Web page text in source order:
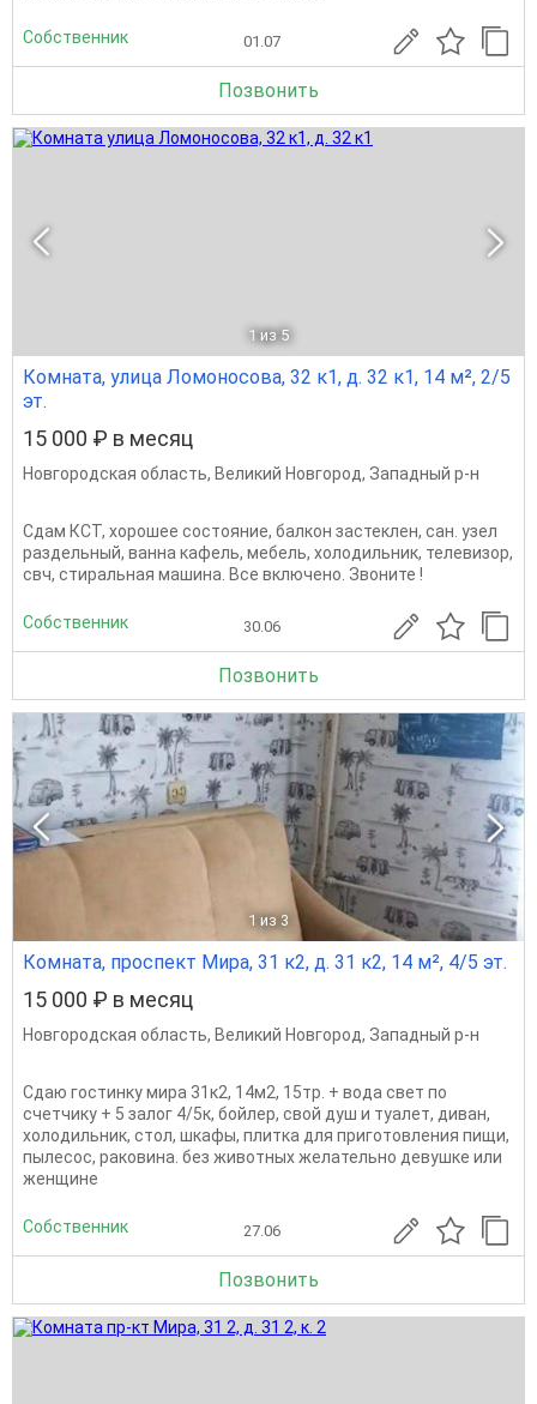
Собственник 01.07
Позвонить
1 из 5
Комната, улица Ломоносова, 32 к1, д. 32 к1, 14 м², 2/5
эт.
15 000 ₽ в месяц
Новгородская область, Великий Новгород, Западный р-н
Сдам КСТ, хорошее состояние, балкон застеклен, сан. узел
раздельный, ванна кафель, мебель, холодильник, телевизор,
свч, стиральная машина. Все включено. Звоните !
Собственник 30.06
Позвонить
1 из 3
Комната, проспект Мира, 31 к2, д. 31 к2, 14 м², 4/5 эт.
15 000 ₽ в месяц
Новгородская область, Великий Новгород, Западный р-н
Сдаю гостинку мира 31к2, 14м2, 15тр. + вода свет по
счетчику + 5 залог 4/5к, бойлер, свой душ и туалет, диван,
холодильник, стол, шкафы, плитка для приготовления пищи,
пылесос, раковина. без животных желательно девушке или
женщине
Собственник 27.06
Позвонить